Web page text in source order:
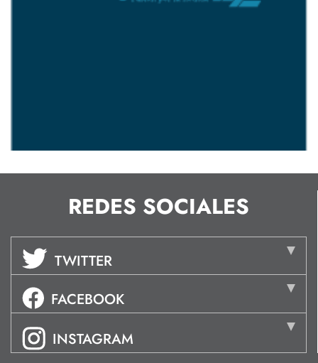
REDES SOCIALES
TWITTER
FACEBOOK
INSTAGRAM